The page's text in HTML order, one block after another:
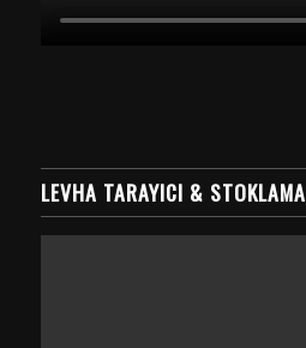
LEVHA TARAYICI & STOKLAMA